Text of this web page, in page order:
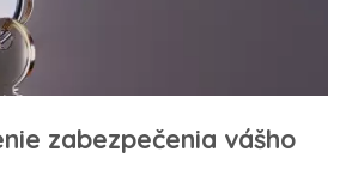
zabezpečenia vášho